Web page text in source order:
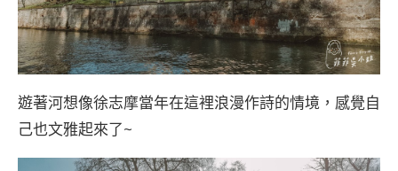
遊著河想像徐志摩當年在這裡浪漫作詩的情境，感覺自
己也文雅起來了~